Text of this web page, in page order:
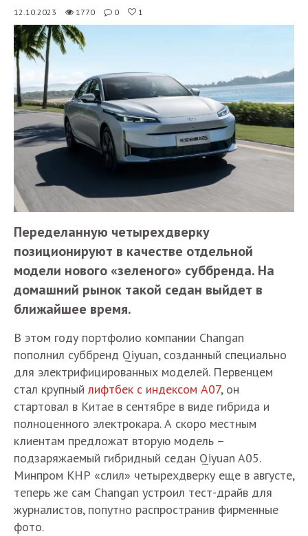
12.10.2023 1770 0 1
Переделанную четырехдверку
позиционируют в качестве отдельной
модели нового «зеленого» суббренда. На
домашний рынок такой седан выйдет в
ближайшее время.
В этом году портфолио компании Changan
пополнил суббренд Qiyuan, созданный специально
для электрифицированных моделей. Первенцем
стал крупныйлифтбек с индексом A07, он
стартовал в Китае в сентябре в виде гибрида и
полноценного электрокара. А скоро местным
клиентам предложат вторую модель –
подзаряжаемый гибридный седан Qiyuan A05.
Минпром КНР «слил» четырехдверку еще в августе,
теперь же сам Changan устроил тест-драйв для
журналистов, попутно распространив фирменные
фото.